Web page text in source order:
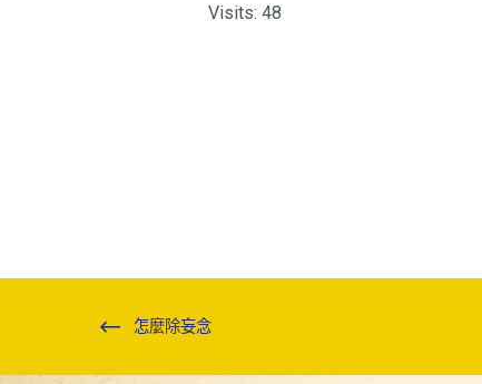
Visits: 48
怎麼除妄念